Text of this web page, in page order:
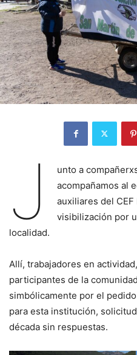
J
unto a
acompañamos al
auxiliares del
visibilización por
localidad.
Allí, trabajadores en
participantes de la
simbólicamente por el
para esta institución,
década sin respuestas.